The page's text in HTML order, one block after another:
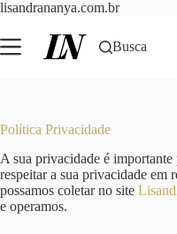
lisandrananya.com.brPular
o
conteúdo
Busca
Política Privacidade
A sua privacidade é
respeitar a sua privacidade em
possamos coletar no site
e operamos.